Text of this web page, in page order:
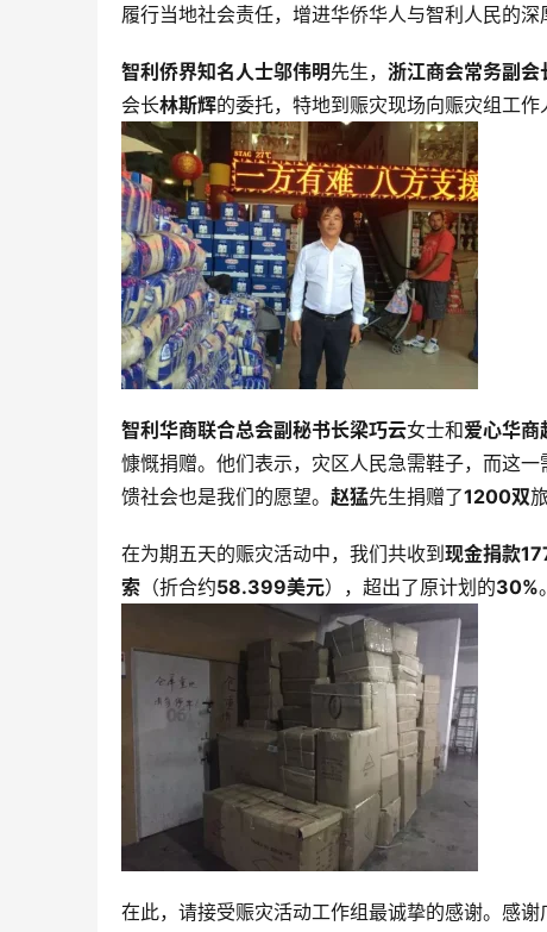
履行当地社会责任，增进华侨华人与智利人民的深
智利侨界知名人士邬伟明先生， 浙江商会常务副会
会长林斯辉的委托，特地到赈灾现场向赈灾组工作
智利华商联合总会副秘书长梁巧云女士和爱心华商
慷慨捐赠。他们表示，灾区人民急需鞋子，而这
馈社会也是我们的愿望。 赵猛先生捐赠了1200双
在为期五天的赈灾活动中，我们共收到 现金捐款
索 （折合约58.399美元），超出了原计划的30%。
在此，请接受赈灾活动工作组最诚挚的感谢。感